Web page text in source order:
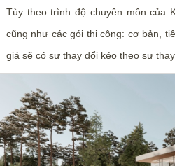
Tùy theo trình độ chuyên môn của
cũng như các gói thi công: cơ bản,
giá sẽ có sự thay đổi kéo theo sự